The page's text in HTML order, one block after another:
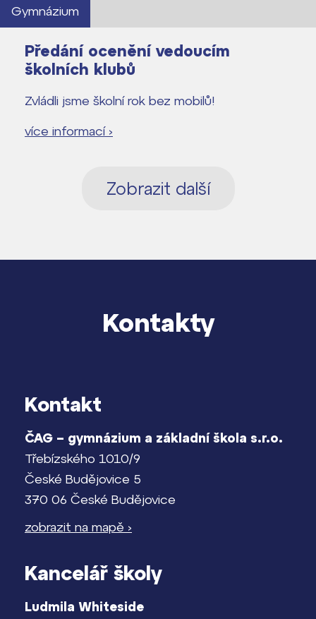
Gymnázium
Předání ocenění vedoucím
školních klubů
Zvládli jsme školní rok bez mobilů!
více informací ›
Zobrazit další
Kontakty
Kontakt
ČAG – gymnázium a základní škola s.r.o.
Třebízského 1010/9
České Budějovice 5
370 06 České Budějovice
zobrazit na mapě ›
Kancelář školy
Ludmila Whiteside